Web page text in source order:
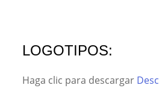
LOGOTIPOS:
Haga clic para descargar